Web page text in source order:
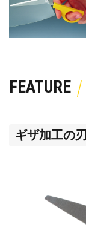
FEATURE
ギザ加工の刃